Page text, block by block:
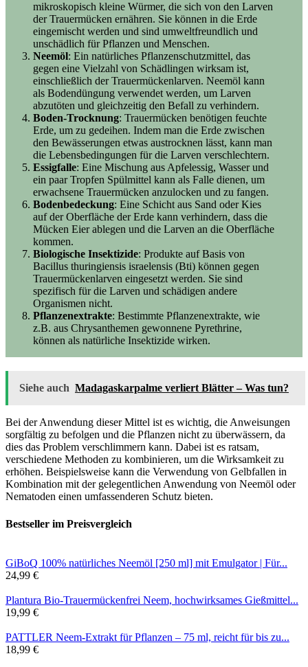
mikroskopisch kleine Würmer, die sich von den Larven
der Trauermücken ernähren. Sie können in die Erde
eingemischt werden und sind umweltfreundlich und
unschädlich für Pflanzen und Menschen.
Neemöl: Ein natürliches Pflanzenschutzmittel, das
gegen eine Vielzahl von Schädlingen wirksam ist,
einschließlich der Trauermückenlarven. Neemöl kann
als Bodendüngung verwendet werden, um Larven
abzutöten und gleichzeitig den Befall zu verhindern.
Boden-Trocknung: Trauermücken benötigen feuchte
Erde, um zu gedeihen. Indem man die Erde zwischen
den Bewässerungen etwas austrocknen lässt, kann man
die Lebensbedingungen für die Larven verschlechtern.
Essigfalle: Eine Mischung aus Apfelessig, Wasser und
ein paar Tropfen Spülmittel kann als Falle dienen, um
erwachsene Trauermücken anzulocken und zu fangen.
Bodenbedeckung: Eine Schicht aus Sand oder Kies
auf der Oberfläche der Erde kann verhindern, dass die
Mücken Eier ablegen und die Larven an die Oberfläche
kommen.
Biologische Insektizide: Produkte auf Basis von
Bacillus thuringiensis israelensis (Bti) können gegen
Trauermückenlarven eingesetzt werden. Sie sind
spezifisch für die Larven und schädigen andere
Organismen nicht.
Pflanzenextrakte: Bestimmte Pflanzenextrakte, wie
z.B. aus Chrysanthemen gewonnene Pyrethrine,
können als natürliche Insektizide wirken.
Siehe auch Madagaskarpalme verliert Blätter – Was tun?
Bei der Anwendung dieser Mittel ist es wichtig, die Anweisungen
sorgfältig zu befolgen und die Pflanzen nicht zu überwässern, da
dies das Problem verschlimmern kann. Dabei ist es ratsam,
verschiedene Methoden zu kombinieren, um die Wirksamkeit zu
erhöhen. Beispielsweise kann die Verwendung von Gelbfallen in
Kombination mit der gelegentlichen Anwendung von Neemöl oder
Nematoden einen umfassenderen Schutz bieten.
Bestseller im Preisvergleich
GiBoQ 100% natürliches Neemöl [250 ml] mit Emulgator | Für...
24,99 €
Plantura Bio-Trauermückenfrei Neem, hochwirksames Gießmittel...
19,99 €
PATTLER Neem-Extrakt für Pflanzen – 75 ml, reicht für bis zu...
18,99 €